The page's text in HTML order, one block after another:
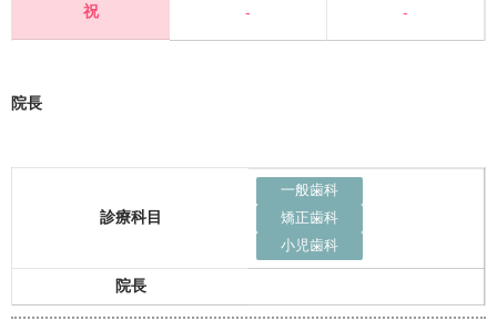
祝 - -
院長
診療科目
一般歯科
矯正歯科
小児歯科
院長